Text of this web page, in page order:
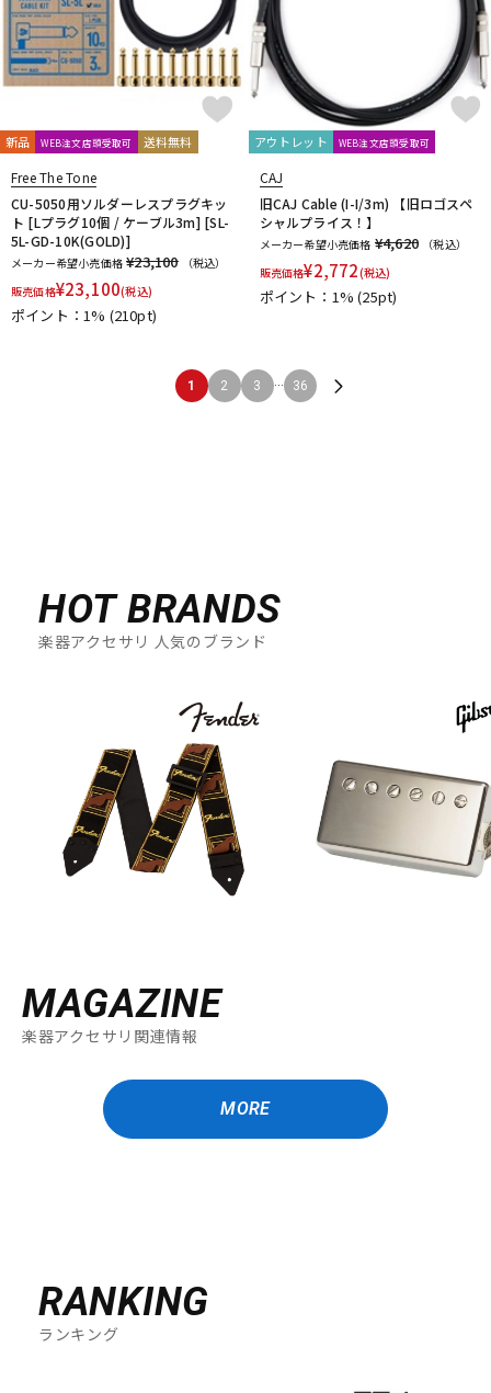
新品 WEB注文店頭受取可 送料無料
Free The Tone
CU-5050用ソルダーレスプラグキッ
ト [Lプラグ10個 / ケーブル3m] [SL-
5L-GD-10K(GOLD)]
メーカー希望小売価格 ¥23,100
（税込）
販売価格¥23,100(税込)
ポイント：1% (210pt)
アウトレット WEB注文店頭受取可
CAJ
旧CAJ Cable (I-I/3m) 【旧ロゴスペ
シャルプライス！】
メーカー希望小売価格 ¥4,620
（税込）
販売価格¥2,772(税込)
ポイント：1%(25pt)
1 2 3 ... 36
HOT BRANDS
楽器アクセサリ 人気のブランド
MAGAZINE
楽器アクセサリ関連情報
MORE
RANKING
ランキング